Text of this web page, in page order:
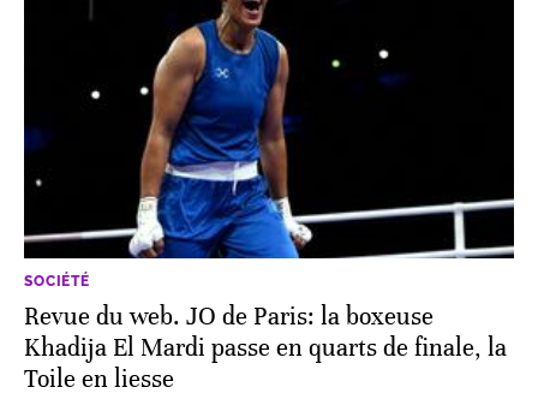
SOCIÉTÉ
Revue du web. JO de Paris: la boxeuse
Khadija El Mardi passe en quarts de finale, la
Toile en liesse